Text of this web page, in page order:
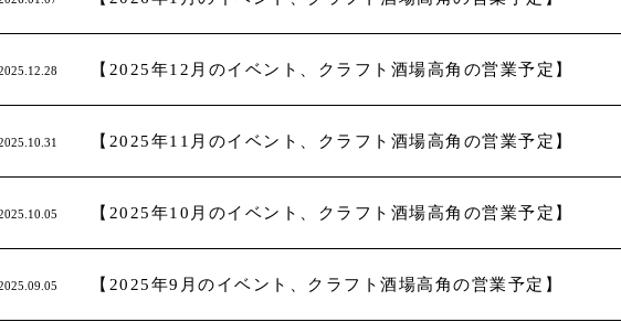
【2025年12月のイベント、クラフト酒場高角の営業予定】
【2025年11月のイベント、クラフト酒場高角の営業予定】
【2025年10月のイベント、クラフト酒場高角の営業予定】
【2025年9月のイベント、クラフト酒場高角の営業予定】